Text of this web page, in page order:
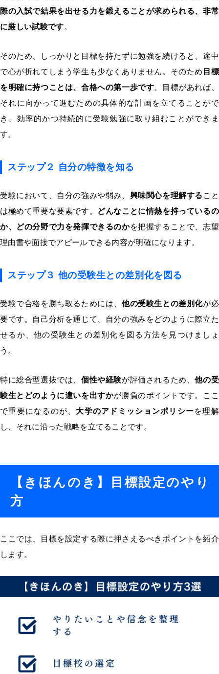
際の入試で結果を出せる力を鍛えることが求められる、非常
に厳しい試験です。
そのため、しっかりと目標を持たずに勉強を続けると、途中
で心が折れてしまう学生も少なくありません。そのため 目標
を明確に持つことは、合格への第一歩です。目標があれば、
それに向かって進むための具体的な計画を立てることがで
き、効率的かつ持続的に受験勉強に取り組むことができま
す。
ステップ２ 自分の特徴を知る
受験において、自分の強みや弱み、 興味関心を理解する こと
は極めて重要な要素です。
どんなことに情熱を持っているの
か、どの分野で力を発揮できるのかを把握することで、志望
理由書や面接でアピールできる内容が明確になります。
ステップ３ 他の受験生との差別化を図る
受験で合格を勝ち取るためには、他の受験生との差別化が必
要です。自己分析を通じて、自分の強みをどのように際立た
せるか、他の受験生との差別化を図る方法を見つけましょ
う。
特に総合型選抜では、個性や経験が評価されるため、他の受
験生とどのように違いを出すかが勝負のポイントです。ここ
で重要になるのが、 大学のアドミッションポリシーを理解
し、それに沿った戦略を立てることです。
【きほんのき】目標設定のやり
方
ここでは、目標を設定する際に押さえるべきポイントを紹介
します。